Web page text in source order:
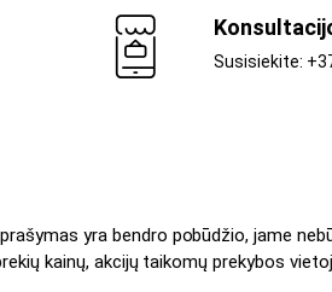
Susisiekite:
yra bendro pobūdžio, jame
kainų, akcijų taikomų prekybos